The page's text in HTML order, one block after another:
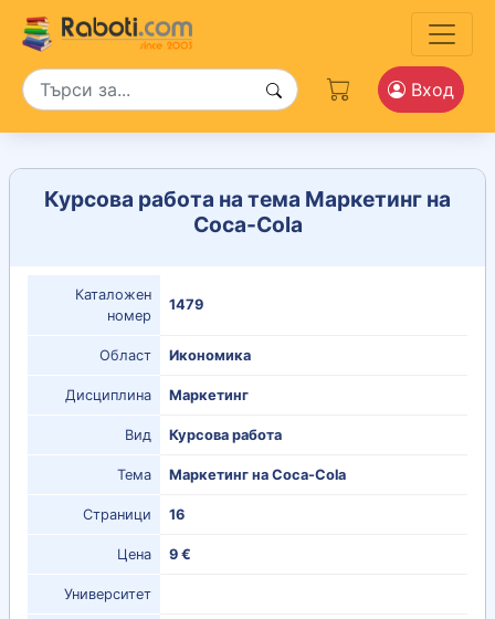
Вход
Курсова работа на тема Маркетинг на
Coca-Cola
Каталожен
номер
1479
Област Икономика
Дисциплина Маркетинг
Вид Курсова работа
Тема Маркетинг на Coca-Cola
Страници 16
Цена 9 €
Университет